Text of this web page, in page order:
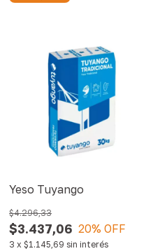
Yeso Tuyango
$3.437,06
$4.296,33
20% OFF
3 x $1.145,69 sin interés